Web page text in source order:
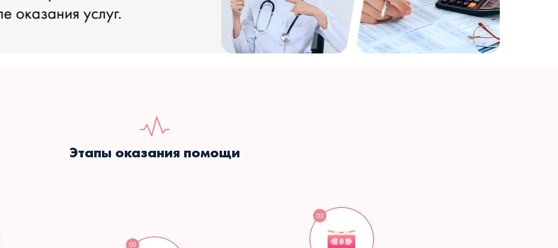
Этапы оказания помощи